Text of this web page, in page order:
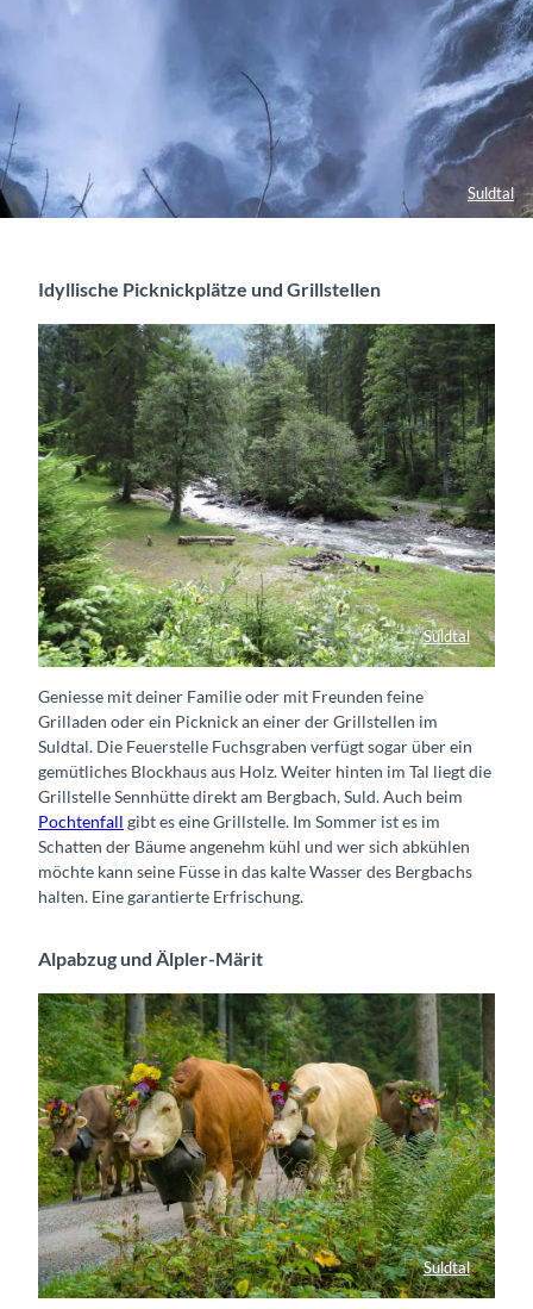
Suldtal
Idyllische Picknickplätze und Grillstellen
Suldtal
Grillstelle Sennhütte
Geniesse mit deiner Familie oder mit Freunden feine
Grilladen oder ein Picknick an einer der Grillstellen im
Suldtal. Die Feuerstelle Fuchsgraben verfügt sogar über ein
gemütliches Blockhaus aus Holz. Weiter hinten im Tal liegt die
Grillstelle Sennhütte direkt am Bergbach, Suld. Auch beim
Pochtenfall gibt es eine Grillstelle. Im Sommer ist es im
Schatten der Bäume angenehm kühl und wer sich abkühlen
möchte kann seine Füsse in das kalte Wasser des Bergbachs
halten. Eine garantierte Erfrischung.
Alpabzug und Älpler-Märit
Suldtal
Alpabzug Suldtal